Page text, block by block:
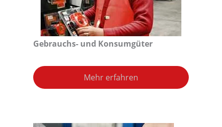
Gebrauchs- und Konsumgüter
Mehr erfahren